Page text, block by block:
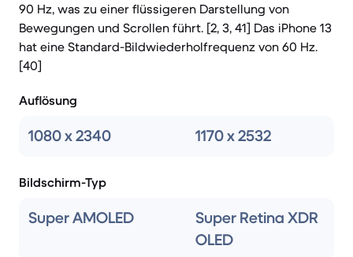
90 Hz, was zu einer flüssigeren Darstellung von
Bewegungen und Scrollen führt. [2, 3, 41] Das iPhone 13
hat eine Standard-Bildwiederholfrequenz von 60 Hz.
[40]
Auflösung
1080 x 2340 1170 x 2532
Bildschirm-Typ
Super AMOLED
Super Retina XDR
OLED